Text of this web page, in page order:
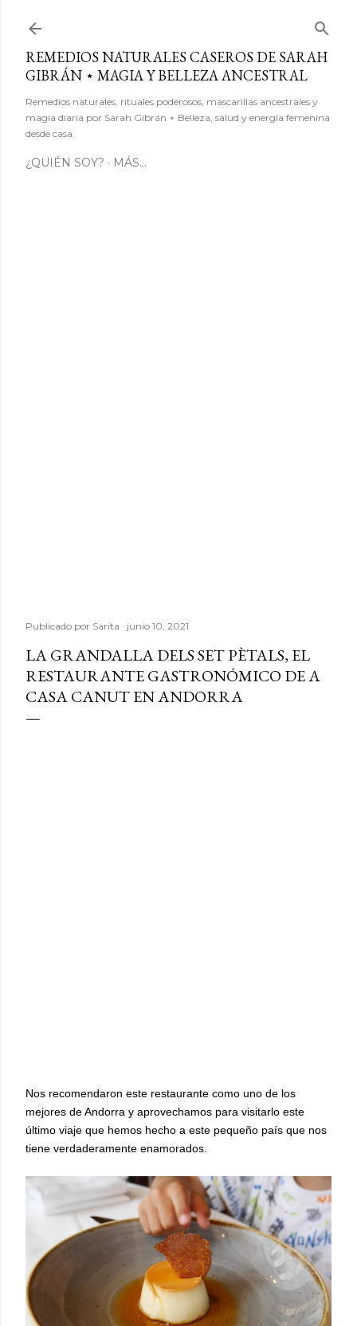
REMEDIOS NATURALES CASEROS DE SARAH
GIBRÁN ⋆ MAGIA Y BELLEZA ANCESTRAL
Remedios naturales, rituales poderosos, mascarillas ancestrales y
magia diaria por Sarah Gibrán ⋆ Belleza, salud y energía femenina
desde casa.
¿QUIÉN SOY? MÁS…
Publicado por Sarita junio 10, 2021
LA GRANDALLA DELS SET PÈTALS, EL
RESTAURANTE GASTRONÓMICO DE A
CASA CANUT EN ANDORRA
Nos recomendaron este restaurante como uno de los
mejores de Andorra y aprovechamos para visitarlo este
último viaje que hemos hecho a este pequeño país que nos
tiene verdaderamente enamorados.